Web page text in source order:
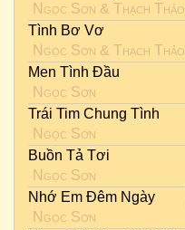
Ngọc Sơn & Thạch Thảo
Tình Bơ Vơ
Ngọc Sơn & Thạch Thảo
Men Tình Đầu
Ngọc Sơn
Trái Tim Chung Tình
Ngọc Sơn
Buồn Tả Tơi
Ngọc Sơn
Nhớ Em Đêm Ngày
Ngọc Sơn